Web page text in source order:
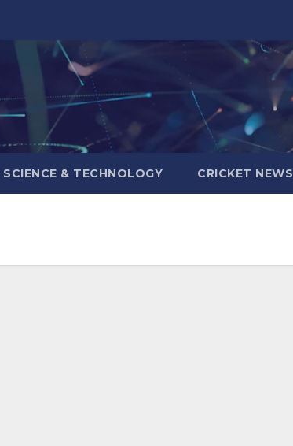
SCIENCE & TECHNOLOGY CRICKET NEWS